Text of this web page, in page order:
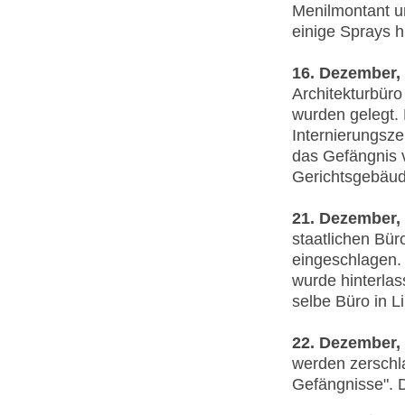
Menilmontant
einige Sprays
16.
wurden gelegt.
das Gefängnis
21.
staatlichen
wurde
selbe Büro in
22.
werden
Gefängnisse".